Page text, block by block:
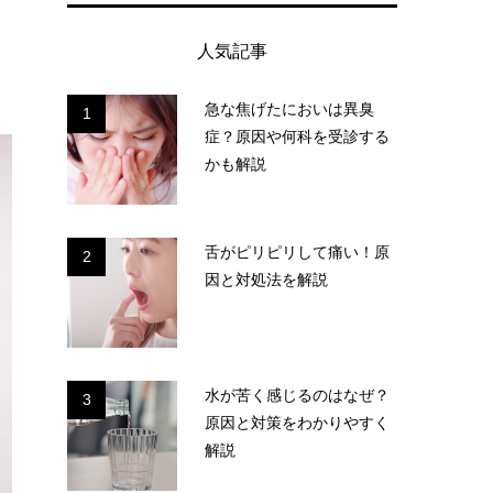
人気記事
1
急な焦げたにおいは異臭
症？原因や何科を受診する
かも解説
2
舌がピリピリして痛い！原
因と対処法を解説
3
水が苦く感じるのはなぜ？
原因と対策をわかりやすく
解説